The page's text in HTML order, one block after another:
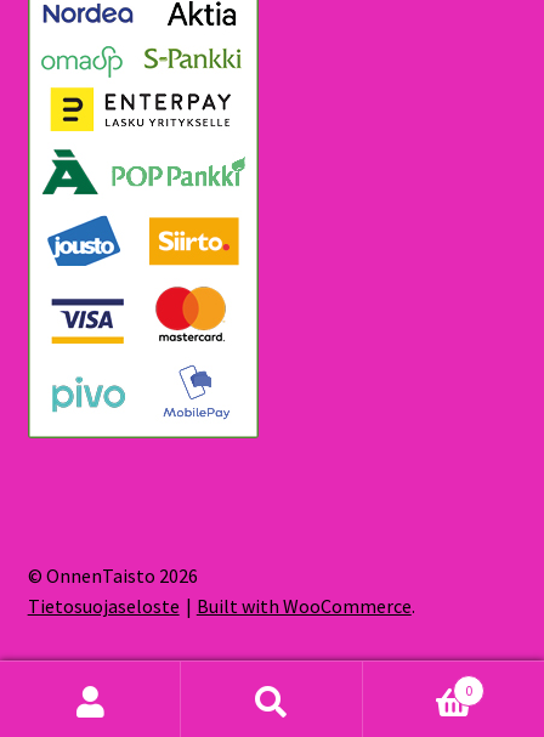
© OnnenTaisto 2026
Tietosuojaseloste
Built with WooCommerce.
0